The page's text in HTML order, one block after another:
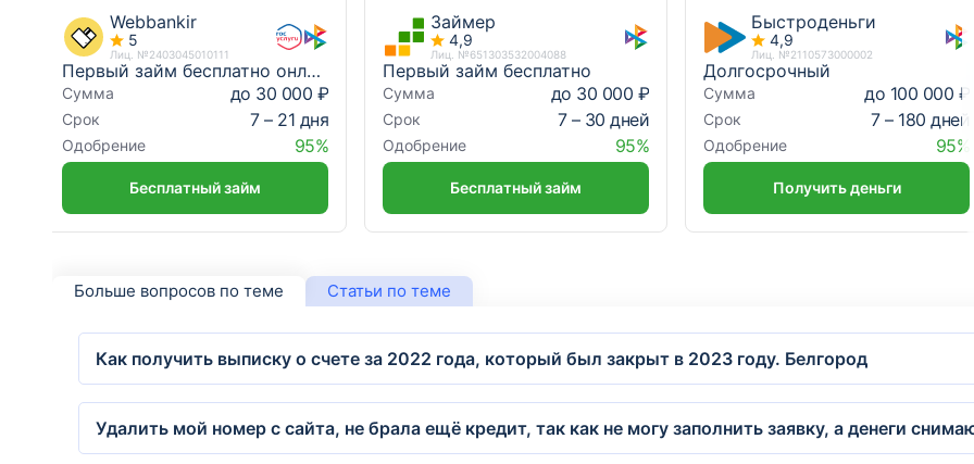
Webbankir
5
Лиц. №2403045010111
Первый займ бесплатно онлайн
Сумма до 30 000 ₽
Срок 7 – 21 дня
Одобрение 95%
Бесплатный займ
Займер
4,9
Лиц. №651303532004088
Первый займ бесплатно
Сумма до 30 000 ₽
Срок 7 – 30 дней
Одобрение 95%
Бесплатный займ
Быстроденьги
4,9
Лиц. №2110573000002
Долгосрочный
Сумма до 100 000 ₽
Срок 7 – 180 дней
Одобрение 95%
Получить деньги
Больше вопросов по теме Статьи по теме
Как получить выписку о счете за 2022 года, который был закрыт в 2023 году. Белгород
Удалить мой номер с сайта, не брала ещё кредит, так как не могу заполнить заявку, а денеги